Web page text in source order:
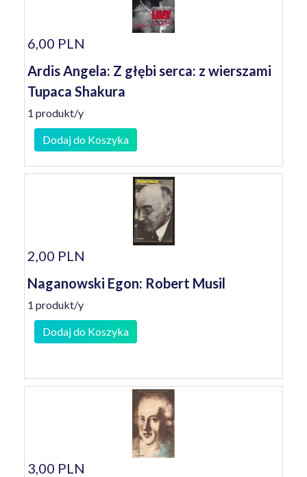
6,00 PLN
Ardis Angela: Z głębi serca: z wierszami
Tupaca Shakura
1 produkt/y
Dodaj do Koszyka
2,00 PLN
Naganowski Egon: Robert Musil
1 produkt/y
Dodaj do Koszyka
3,00 PLN